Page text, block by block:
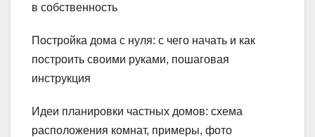
в собственность
Постройка дома с нуля: с чего начать и как
построить своими руками, пошаговая
инструкция
Идеи планировки частных домов: схема
расположения комнат, примеры, фото